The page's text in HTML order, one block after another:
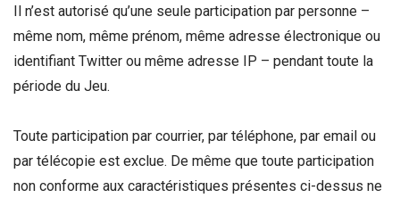
Il n’est autorisé qu’une seule participation par personne –
même nom, même prénom, même adresse électronique ou
identifiant Twitter ou même adresse IP – pendant toute la
période du Jeu.
Toute participation par courrier, par téléphone, par email ou
par télécopie est exclue. De même que toute participation
non conforme aux caractéristiques présentes ci-dessus ne